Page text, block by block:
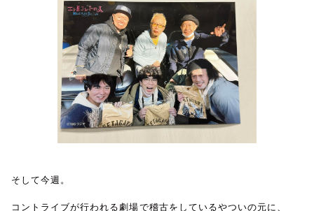
そして今週。
コントライブが行われる劇場で稽古をしているやついの元に、